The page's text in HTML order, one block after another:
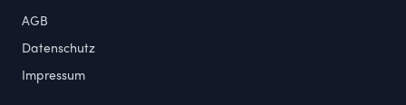
AGB
Datenschutz
Impressum